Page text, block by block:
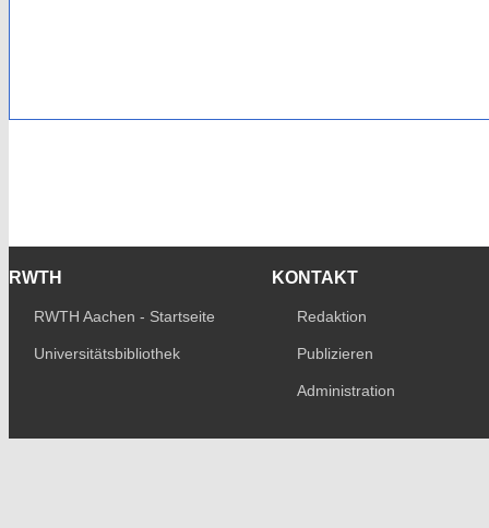
RWTH
RWTH Aachen - Startseite
Universitätsbibliothek
KONTAKT
Redaktion
Publizieren
Administration